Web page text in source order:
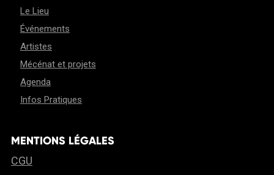
Le Lieu
Événements
Artistes
Mécénat et projets
Agenda
Infos Pratiques
MENTIONS LÉGALES
CGU